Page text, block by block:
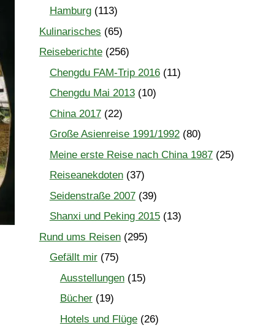
Hamburg(113)
Kulinarisches (65)
Reiseberichte(256)
Chengdu FAM-Trip 2016(11)
Chengdu Mai 2013(10)
China 2017(22)
Große Asienreise 1991/1992(80)
Meine erste Reise nach China 1987(25)
Reiseanekdoten(37)
Seidenstraße 2007(39)
Shanxi und Peking 2015(13)
Rund ums Reisen(295)
Gefällt mir(75)
Ausstellungen(15)
Bücher(19)
Hotels und Flüge(26)